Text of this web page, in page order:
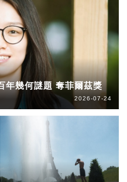
年幾何謎題 奪菲爾茲獎
2026-07-24